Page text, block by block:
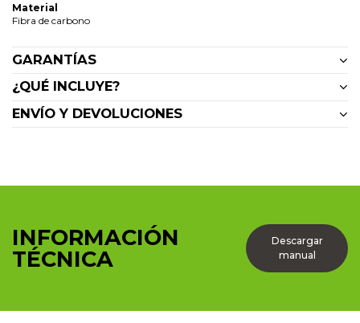
Material
Fibra de carbono
GARANTÍAS
¿QUÉ INCLUYE?
ENVÍO Y DEVOLUCIONES
INFORMACIÓN
TÉCNICA
Descargar
manual